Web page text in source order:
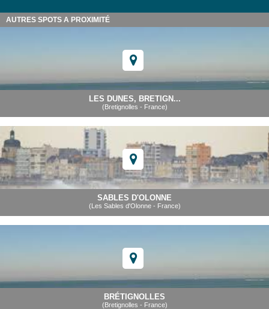
AUTRES SPOTS A PROXIMITÉ
LES DUNES, BRETIGN...
(Bretignolles - France)
SABLES D'OLONNE
(Les Sables d'Olonne - France)
BRÉTIGNOLLES
(Bretignolles - France)